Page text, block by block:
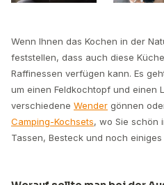
Wenn Ihnen das Kochen in der
feststellen, dass auch diese
Raffinessen verfügen kann. Es
um einen Feldkochtopf und einen
verschiedene Wender gönnen
Camping-Kochsets, wo Sie schön
Tassen, Besteck und noch